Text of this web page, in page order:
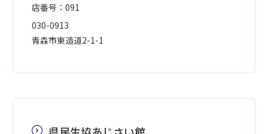
店番号：091
030-0913
青森市東造道2-1-1